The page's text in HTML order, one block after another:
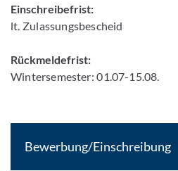
Einschreibefrist:
lt. Zulassungsbescheid
Rückmeldefrist:
Wintersemester: 01.07-15.08.
Bewerbung/Einschreibung